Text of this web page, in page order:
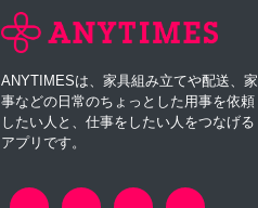
ANYTIMESは、家具組み立てや配送、家
事などの日常のちょっとした用事を依頼
したい人と、仕事をしたい人をつなげる
アプリです。